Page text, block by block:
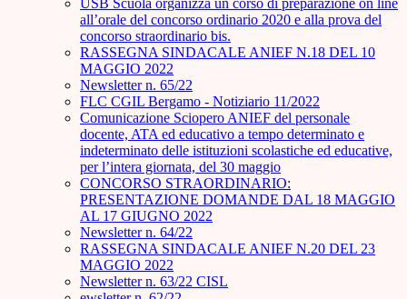
USB Scuola organizza un corso di preparazione on line
all’orale del concorso ordinario 2020 e alla prova del
concorso straordinario bis.
RASSEGNA SINDACALE ANIEF N.18 DEL 10
MAGGIO 2022
Newsletter n. 65/22
FLC CGIL Bergamo - Notiziario 11/2022
Comunicazione Sciopero ANIEF del personale
docente, ATA ed educativo a tempo determinato e
indeterminato delle istituzioni scolastiche ed educative,
per l’intera giornata, del 30 maggio
CONCORSO STRAORDINARIO:
PRESENTAZIONE DOMANDE DAL 18 MAGGIO
AL 17 GIUGNO 2022
Newsletter n. 64/22
RASSEGNA SINDACALE ANIEF N.20 DEL 23
MAGGIO 2022
Newsletter n. 63/22 CISL